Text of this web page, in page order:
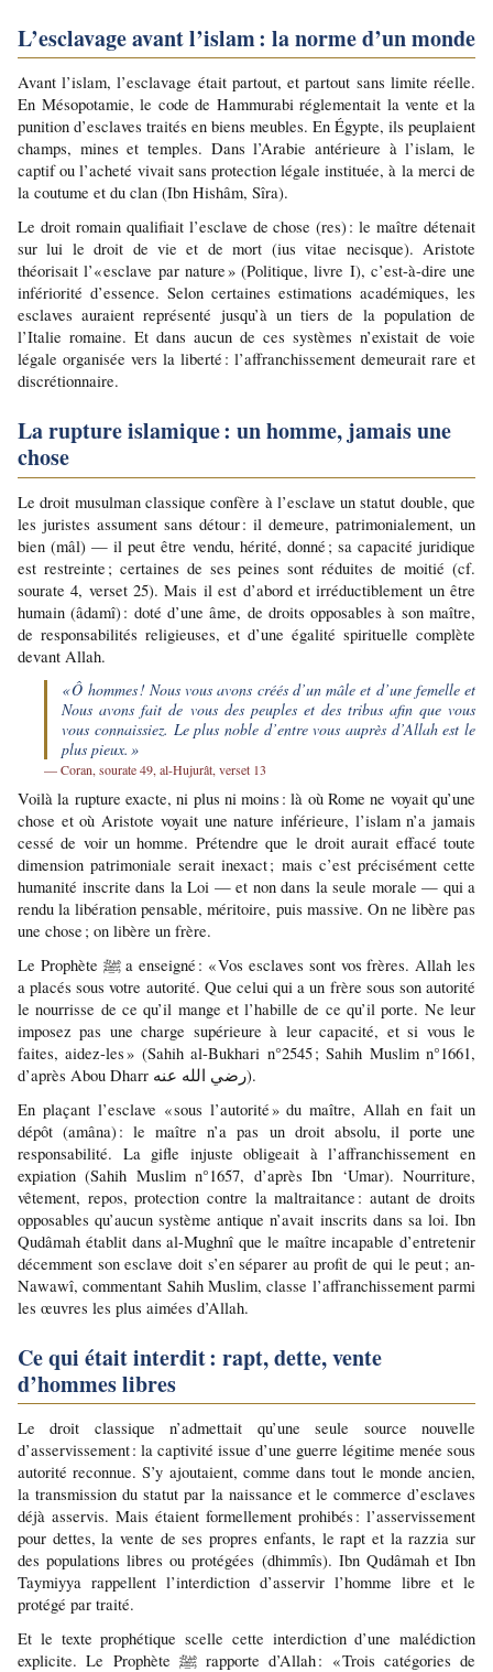
L’esclavage avant l’islam : la norme d’un monde
Avant l’islam, l’esclavage était partout, et partout sans limite réelle.
En Mésopotamie, le code de Hammurabi réglementait la vente et la
punition d’esclaves traités en biens meubles. En Égypte, ils peuplaient
champs, mines et temples. Dans l’Arabie antérieure à l’islam, le
captif ou l’acheté vivait sans protection légale instituée, à la merci de
la coutume et du clan (Ibn Hishâm, Sîra).
Le droit romain qualifiait l’esclave de chose (res) : le maître détenait
sur lui le droit de vie et de mort (ius vitae necisque). Aristote
théorisait l’« esclave par nature » (Politique, livre I), c’est-à-dire une
infériorité d’essence. Selon certaines estimations académiques, les
esclaves auraient représenté jusqu’à un tiers de la population de
l’Italie romaine. Et dans aucun de ces systèmes n’existait de voie
légale organisée vers la liberté : l’affranchissement demeurait rare et
discrétionnaire.
La rupture islamique : un homme, jamais une
chose
Le droit musulman classique confère à l’esclave un statut double, que
les juristes assument sans détour : il demeure, patrimonialement, un
bien (mâl) — il peut être vendu, hérité, donné ; sa capacité juridique
est restreinte ; certaines de ses peines sont réduites de moitié (cf.
sourate 4, verset 25). Mais il est d’abord et irréductiblement un être
humain (âdamî) : doté d’une âme, de droits opposables à son maître,
de responsabilités religieuses, et d’une égalité spirituelle complète
devant Allah.
« Ô hommes ! Nous vous avons créés d’un mâle et d’une femelle et
Nous avons fait de vous des peuples et des tribus afin que vous
vous connaissiez. Le plus noble d’entre vous auprès d’Allah est le
plus pieux. »
— Coran, sourate 49, al-Hujurât, verset 13
Voilà la rupture exacte, ni plus ni moins : là où Rome ne voyait qu’une
chose et où Aristote voyait une nature inférieure, l’islam n’a jamais
cessé de voir un homme. Prétendre que le droit aurait effacé toute
dimension patrimoniale serait inexact ; mais c’est précisément cette
humanité inscrite dans la Loi — et non dans la seule morale — qui a
rendu la libération pensable, méritoire, puis massive. On ne libère pas
une chose ; on libère un frère.
Le Prophète ﷺ a enseigné : « Vos esclaves sont vos frères. Allah les
a placés sous votre autorité. Que celui qui a un frère sous son autorité
le nourrisse de ce qu’il mange et l’habille de ce qu’il porte. Ne leur
imposez pas une charge supérieure à leur capacité, et si vous le
faites, aidez-les » (Sahih al-Bukhari n°2545 ; Sahih Muslim n°1661,
d’après Abou Dharr رضي الله عنه).
En plaçant l’esclave « sous l’autorité » du maître, Allah en fait un
dépôt (amâna) : le maître n’a pas un droit absolu, il porte une
responsabilité. La gifle injuste obligeait à l’affranchissement en
expiation (Sahih Muslim n°1657, d’après Ibn ‘Umar). Nourriture,
vêtement, repos, protection contre la maltraitance : autant de droits
opposables qu’aucun système antique n’avait inscrits dans sa loi. Ibn
Qudâmah établit dans al-Mughnî que le maître incapable d’entretenir
décemment son esclave doit s’en séparer au profit de qui le peut ; an-
Nawawî, commentant Sahih Muslim, classe l’affranchissement parmi
les œuvres les plus aimées d’Allah.
Ce qui était interdit : rapt, dette, vente
d’hommes libres
Le droit classique n’admettait qu’une seule source nouvelle
d’asservissement : la captivité issue d’une guerre légitime menée sous
autorité reconnue. S’y ajoutaient, comme dans tout le monde ancien,
la transmission du statut par la naissance et le commerce d’esclaves
déjà asservis. Mais étaient formellement prohibés : l’asservissement
pour dettes, la vente de ses propres enfants, le rapt et la razzia sur
des populations libres ou protégées (dhimmîs). Ibn Qudâmah et Ibn
Taymiyya rappellent l’interdiction d’asservir l’homme libre et le
protégé par traité.
Et le texte prophétique scelle cette interdiction d’une malédiction
explicite. Le Prophète ﷺ rapporte d’Allah : « Trois catégories de